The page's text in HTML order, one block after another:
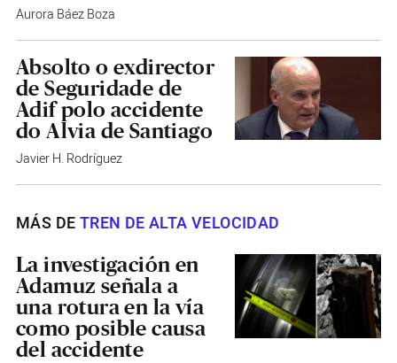
Aurora Báez Boza
Absolto o exdirector
de Seguridade de
Adif polo accidente
do Alvia de Santiago
Javier H. Rodríguez
MÁS DETREN DE ALTA VELOCIDAD
La investigación en
Adamuz señala a
una rotura en la vía
como posible causa
del accidente